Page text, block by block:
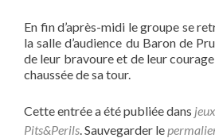
En fin d’après-midi le groupe se
la salle d’audience du Baron de
de leur bravoure et de leur
chaussée de sa tour.
Cette entrée a été publiée dans
Pits&Perils. Sauvegarder le